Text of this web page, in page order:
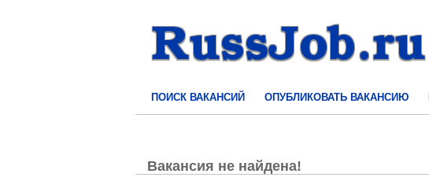
ПОИСК ВАКАНСИЙ ОПУБЛИКОВАТЬ ВАКАНСИЮ
Вакансия не найдена!